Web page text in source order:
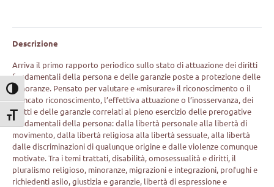
Attiva/disattiva alto contrasto
Attiva/disattiva dimensione testo
Descrizione
Arriva il primo rapporto periodico sullo stato di attuazione dei diritti
fondamentali della persona e delle garanzie poste a protezione delle
minoranze. Pensato per valutare e «misurare» il riconoscimento o il
mancato riconoscimento, l’effettiva attuazione o l’inosservanza, dei
diritti e delle garanzie correlati al pieno esercizio delle prerogative
fondamentali della persona: dalla libertà personale alla libertà di
movimento, dalla libertà religiosa alla libertà sessuale, alla libertà
dalle discriminazioni di qualunque origine e dalle violenze comunque
motivate. Tra i temi trattati, disabilità, omosessualità e diritti, il
pluralismo religioso, minoranze, migrazioni e integrazioni, profughi e
richiedenti asilo, giustizia e garanzie, libertà di espressione e